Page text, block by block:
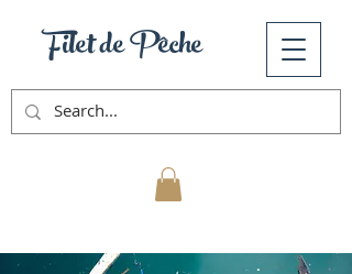
Filet de Pêche